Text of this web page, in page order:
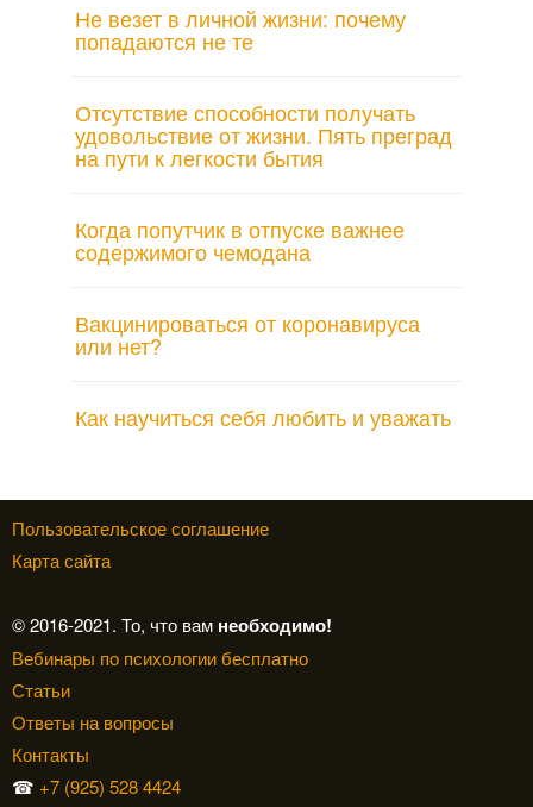
Не везет в личной жизни: почему
попадаются не те
Отсутствие способности получать
удовольствие от жизни. Пять преград
на пути к легкости бытия
Когда попутчик в отпуске важнее
содержимого чемодана
Вакцинироваться от коронавируса
или нет?
Как научиться себя любить и уважать
Пользовательское соглашение
Карта сайта
© 2016-2021. То, что вам необходимо!
Вебинары по психологии бесплатно
Статьи
Ответы на вопросы
Контакты
☎ +7 (925) 528 4424